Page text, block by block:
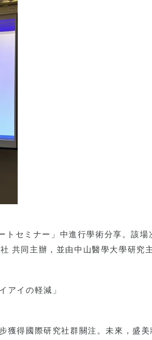
トセミナー」中進行學術分享。該場
共同主辦，並由中山醫學大學研究
アイの軽減」
獲得國際研究社群關注。未來，盛美